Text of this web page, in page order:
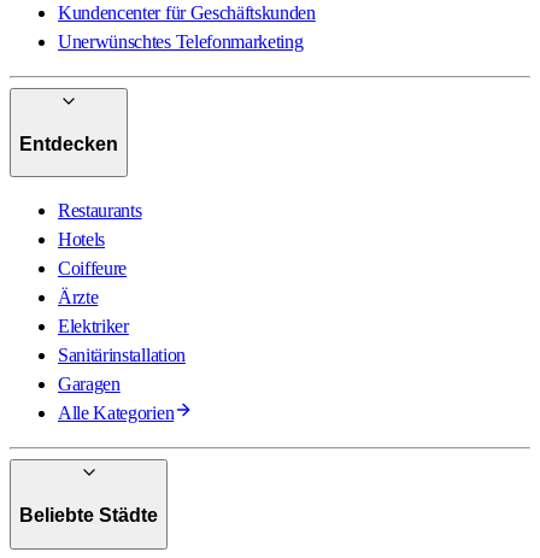
Kundencenter für Geschäftskunden
Unerwünschtes Telefonmarketing
Entdecken
Restaurants
Hotels
Coiffeure
Ärzte
Elektriker
Sanitärinstallation
Garagen
Alle Kategorien
Beliebte Städte